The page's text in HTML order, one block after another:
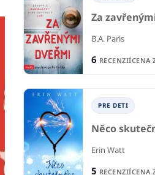
Za
B.A. Paris
6 RECENZIÍCENA
PRE DETI
Něco
Erin Watt
5 RECENZIÍCENA